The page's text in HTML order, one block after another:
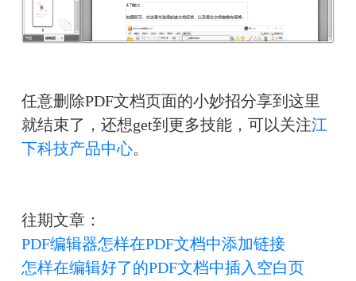
任意删除PDF文档页面的小妙招分享到这里
就结束了，还想get到更多技能，可以关注江
下科技产品中心。
往期文章：
PDF编辑器怎样在PDF文档中添加链接
怎样在编辑好了的PDF文档中插入空白页